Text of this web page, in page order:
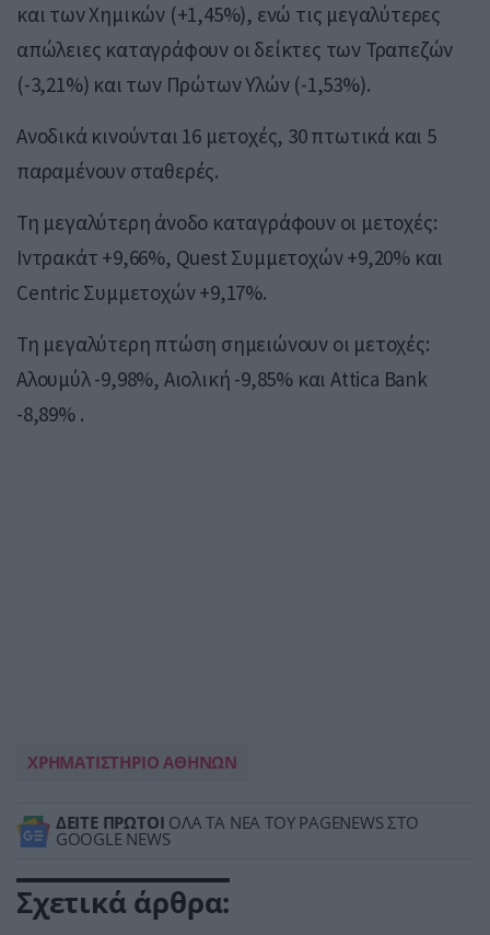
και των Χημικών (+1,45%), ενώ τις μεγαλύτερες
απώλειες καταγράφουν οι δείκτες των Τραπεζών
(-3,21%) και των Πρώτων Υλών (-1,53%).
Ανοδικά κινούνται 16 μετοχές, 30 πτωτικά και 5
παραμένουν σταθερές.
Τη μεγαλύτερη άνοδο καταγράφουν οι μετοχές:
Ιντρακάτ +9,66%, Quest Συμμετοχών +9,20% και
Centric Συμμετοχών +9,17%.
Τη μεγαλύτερη πτώση σημειώνουν οι μετοχές:
Αλουμύλ -9,98%, Αιολική -9,85% και Attica Bank
-8,89% .
ΧΡΗΜΑΤΙΣΤΗΡΙΟ ΑΘΗΝΩΝ
ΔΕΙΤΕ ΠΡΩΤΟΙ ΟΛΑ ΤΑ ΝΕΑ ΤΟΥ PAGENEWS ΣΤΟ
GOOGLE NEWS
Σχετικά άρθρα: